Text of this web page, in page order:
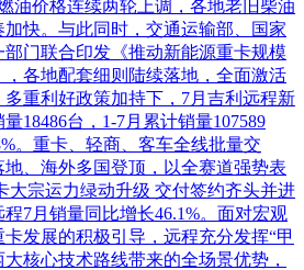
须在河北省公共资源交易服务平台
hbggfwpt/)注册登记、通过信息核验并
北省公共资源交易服务平台-办事指
hbggfwpt/bszn/guide.html))。已在河北
通过信息核验的投标人可直接报名并
关资料等(如有)，已办理其他省份
查看是否可以办理CA数字证书互认
)。
于2024年1月29日09:00至2024年2月
)前，在“河北省公共资源交易服务平
油价格连续两轮上调，各地老旧柴油
快。与此同时，交通运输部、国家
门联合印发《推动新能源重卡规模
各地配套细则陆续落地，全面激活
重利好政策加持下，7月吉利远程新
18486台，1-7月累计销量107589
。重卡、轻商、客车全线批量交
、海外多国登顶，以全赛道强势表
大宗运力绿动升级 交付签约齐头并进
7月销量同比增长46.1%。面对宏观
发展的积极引导，远程充分发挥“甲
核心技术路线带来的全场景优势，